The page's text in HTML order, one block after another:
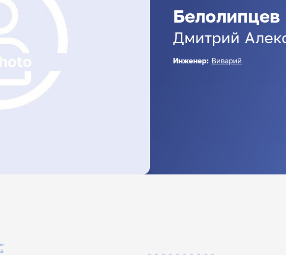
Белолипцев
Дмитрий
Инженер: Виварий